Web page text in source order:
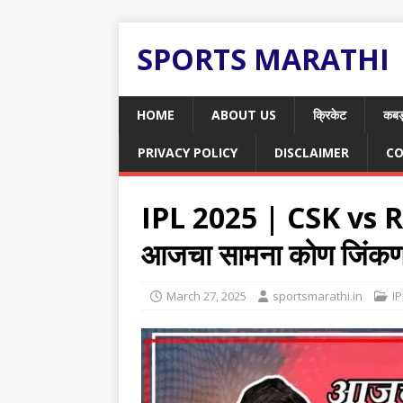
SPORTS MARATHI
HOME ABOUT US क्रिकेट
PRIVACY POLICY DISCLAIMER
IPL 2025 | CSK vs
आजचा सामना कोण
March 27, 2025 sportsmarathi.in